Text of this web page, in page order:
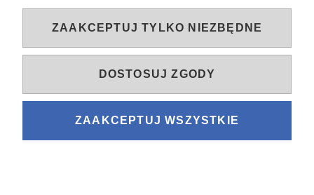
Sociale
Sklep internetowy Shoper.pl
ZAAKCEPTUJ TYLKO NIEZBĘDNE
DOSTOSUJ ZGODY
ZAAKCEPTUJ WSZYSTKIE